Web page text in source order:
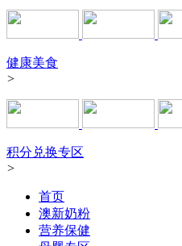
健康美食
>
积分兑换专区
>
首页
澳新奶粉
营养保健